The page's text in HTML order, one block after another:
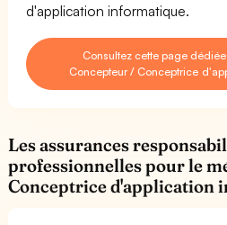
d'application informatique.
Consultez cette page
Concepteur / Conceptrice
Les assurances
professionnelles pour le
Conceptrice d'application